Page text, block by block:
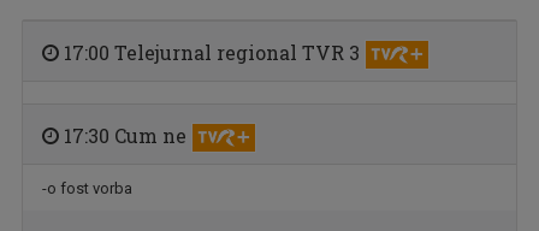
MINORITĂȚI ÎN LIMBA CROATĂ
17:00 Telejurnal regional TVR 3
17:30 Cum ne
-o fost vorba